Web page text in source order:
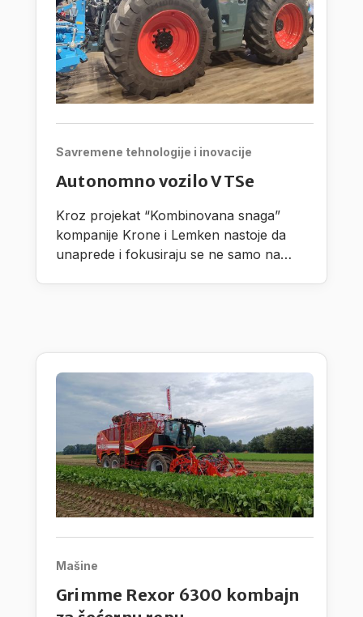
Savremene tehnologije i inovacije
Autonomno vozilo VTSe
Kroz projekat “Kombinovana snaga”
kompanije Krone i Lemken nastoje da
unaprede i fokusiraju se ne samo na
Mašine
Grimme Rexor 6300 kombajn